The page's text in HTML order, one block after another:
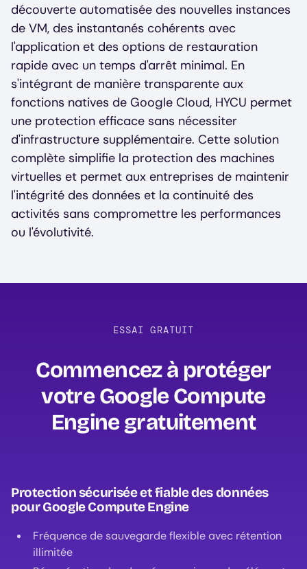
découverte automatisée des nouvelles instances
de VM, des instantanés cohérents avec
l'application et des options de restauration
rapide avec un temps d'arrêt minimal. En
s'intégrant de manière transparente aux
fonctions natives de Google Cloud, HYCU permet
une protection efficace sans nécessiter
d'infrastructure supplémentaire. Cette solution
complète simplifie la protection des machines
virtuelles et permet aux entreprises de maintenir
l'intégrité des données et la continuité des
activités sans compromettre les performances
ou l'évolutivité.
ESSAI GRATUIT
Commencez à protéger
votre Google Compute
Engine gratuitement‍
Protection sécurisée et fiable des données
pour Google Compute Engine
Fréquence de sauvegarde flexible avec rétention
illimitée